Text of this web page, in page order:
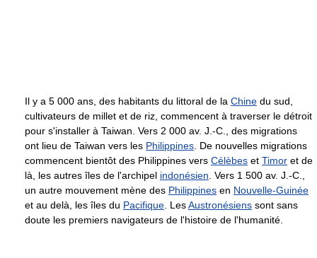
Il y a 5 000 ans, des habitants du littoral de la Chine du sud,
cultivateurs de millet et de riz, commencent à traverser le détroit
pour s'installer à Taiwan. Vers 2 000 av. J.-C., des migrations
ont lieu de Taiwan vers les Philippines . De nouvelles migrations
commencent bientôt des Philippines vers Célèbes et Timor et de
là, les autres îles de l'archipel indonésien . Vers 1 500 av. J.-C.,
un autre mouvement mène des Philippines en Nouvelle-Guinée
et au delà, les îles du Pacifique . LesAustronésiens sont sans
doute les premiers navigateurs de l'histoire de l'humanité.